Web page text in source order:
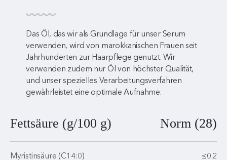
Das Öl, das wir als Grundlage für unser Serum
verwenden, wird von marokkanischen Frauen seit
Jahrhunderten zur Haarpflege genutzt. Wir
verwenden zudem nur Öl von höchster Qualität,
und unser spezielles Verarbeitungsverfahren
gewährleistet eine optimale Aufnahme.
Fettsäure (g/100 g) Norm (28)
Myristinsäure (C14:0)
≤0.2